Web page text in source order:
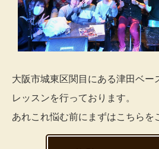
大阪市城東区関目にある津田ベー
レッスンを行っております。
あれこれ悩む前にまずはこちらを